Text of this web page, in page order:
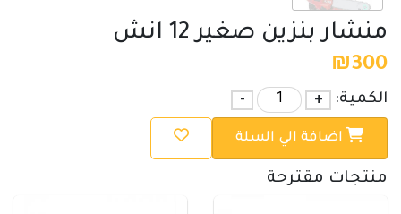
منشار بنزين صغير 12 انش
₪300
الكمية: +
-
اضافة الي السلة
منتجات مقترحة